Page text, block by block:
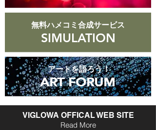
無料ハメコミ合成サービス
SIMULATION
アートを語ろう！
ART FORUM
ART FORUM
VIGLOWA OFFICAL WEB SITE
Read More